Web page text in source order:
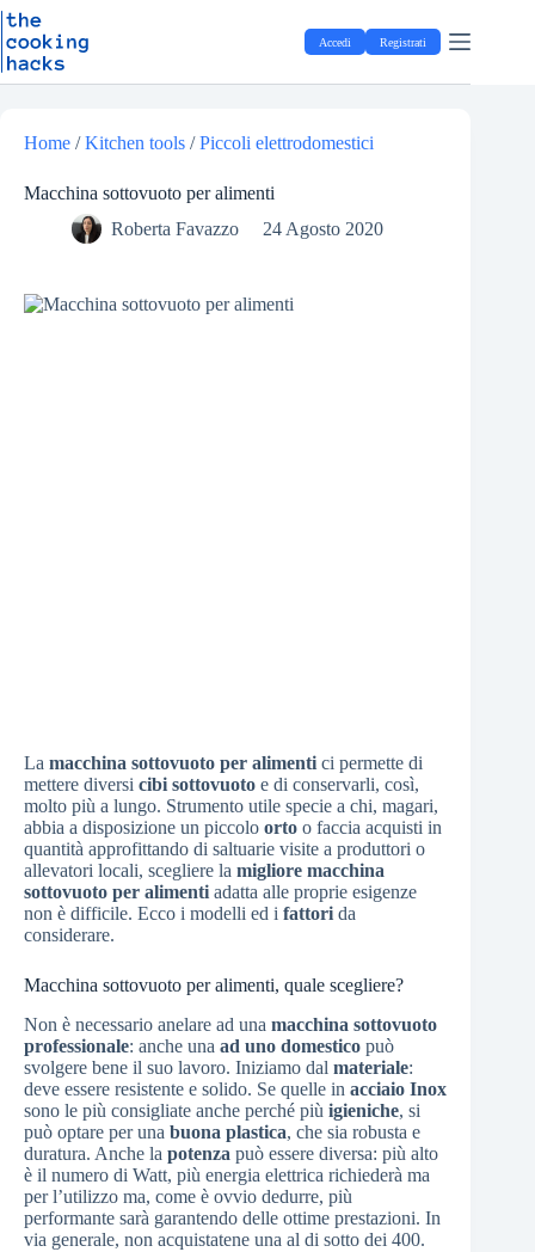
S
t
Salta
al
contenuto
Accedi Registrati
Home /Kitchen tools /Piccoli elettrodomestici
Macchina sottovuoto per alimenti
Roberta Favazzo
24 Agosto 2020
La macchina sottovuoto per alimenti ci permette di
mettere diversi cibi sottovuoto e di conservarli, così,
molto più a lungo. Strumento utile specie a chi, magari,
abbia a disposizione un piccolo orto o faccia acquisti in
quantità approfittando di saltuarie visite a produttori o
allevatori locali, scegliere la migliore macchina
sottovuoto per alimenti adatta alle proprie esigenze
non è difficile. Ecco i modelli ed i fattori da
considerare.
Macchina sottovuoto per alimenti, quale scegliere?
Non è necessario anelare ad una macchina sottovuoto
professionale: anche una ad uno domestico può
svolgere bene il suo lavoro. Iniziamo dal materiale:
deve essere resistente e solido. Se quelle in acciaio Inox
sono le più consigliate anche perché più igieniche, si
può optare per una buona plastica, che sia robusta e
duratura. Anche la potenza può essere diversa: più alto
è il numero di Watt, più energia elettrica richiederà ma
per l’utilizzo ma, come è ovvio dedurre, più
performante sarà garantendo delle ottime prestazioni. In
via generale, non acquistatene una al di sotto dei 400.